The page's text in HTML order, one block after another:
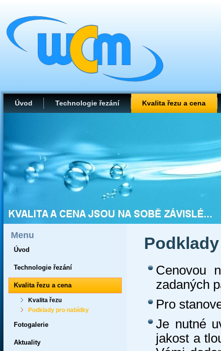
Úvod Technologie řezání Kvalita řezu a cena
Menu
Úvod
Technologie řezání
Kvalita řezu a cena
Kvalita řezu
Podklady pro nabídky
Fotogalerie
Aktuality
Cenovou
zadaných
Pro
Je nutné
jakost a